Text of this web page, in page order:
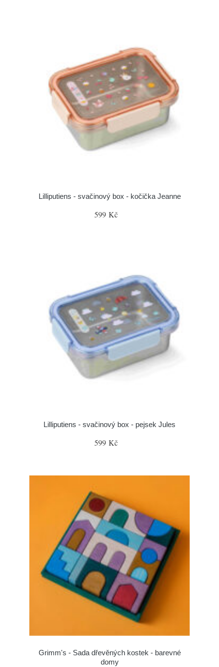
Lilliputiens - svačinový box - kočička Jeanne
599 Kč
Lilliputiens - svačinový box - pejsek Jules
599 Kč
Grimm's - Sada dřevěných kostek - barevné
domy